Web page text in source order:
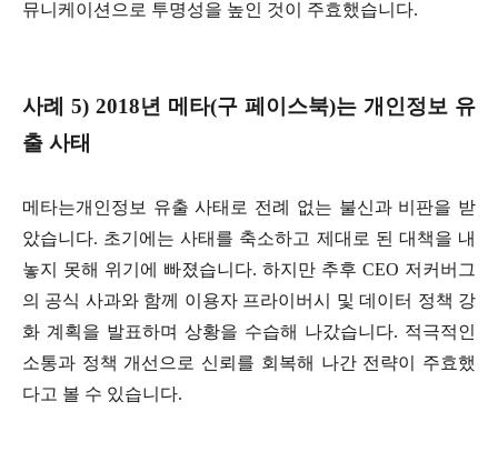
뮤니케이션으로 투명성을 높인 것이 주효했습니다.
사례 5) 2018년 메타(구 페이스북)는 개인정보 유
출 사태
메타는개인정보 유출 사태로 전례 없는 불신과 비판을 받
았습니다. 초기에는 사태를 축소하고 제대로 된 대책을 내
놓지 못해 위기에 빠졌습니다. 하지만 추후 CEO 저커버그
의 공식 사과와 함께 이용자 프라이버시 및 데이터 정책 강
화 계획을 발표하며 상황을 수습해 나갔습니다. 적극적인
소통과 정책 개선으로 신뢰를 회복해 나간 전략이 주효했
다고 볼 수 있습니다.